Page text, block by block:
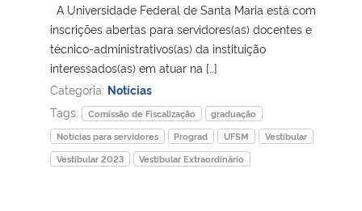
Gabinete de Segurança Institucional
Advocacia-Geral da União
Banco Central do Brasil
A Universidade Federal de Santa Maria está com
inscrições abertas para servidores(as) docentes e
técnico-administrativos(as) da instituição
interessados(as) em atuar na […]
Categoria: Notícias
Tags:
Comissão de Fiscalização
graduação
Notícias para servidores
Prograd UFSM
Vestibular
Vestibular 2023
Vestibular Extraordinário